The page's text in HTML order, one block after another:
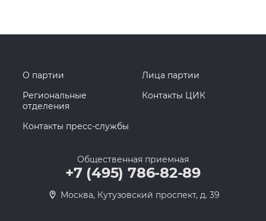
О партии
Лица партии
Региональные
отделения
Контакты ЦИК
Контакты пресс-службы
Общественная приемная
+7 (495) 786-82-89
Москва, Кутузовский проспект, д. 39